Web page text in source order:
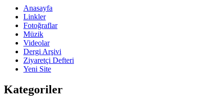
Anasayfa
Linkler
Fotoğraflar
Müzik
Videolar
Dergi Arşivi
Ziyaretçi Defteri
Yeni Site
Kategoriler